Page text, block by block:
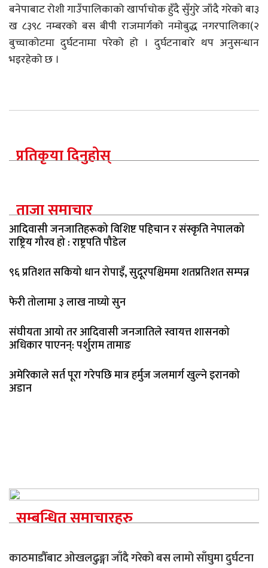
बनेपाबाट रोशी गाउँपालिकाको खार्पाचोक हुँदै सुँगुरे जाँदै गरेको बा३
ख ८३९८ नम्बरको बस बीपी राजमार्गको नमोबुद्ध नगरपालिका(२
बुच्चाकोटमा दुर्घटनामा परेको हो । दुर्घटनाबारे थप अनुसन्धान
भइरहेको छ ।
प्रतिकृया दिनुहोस्
ताजा समाचार
आदिवासी जनजातिहरूको विशिष्ट पहिचान र संस्कृति नेपालको
राष्ट्रिय गौरव हो : राष्ट्रपति पौडेल
९६ प्रतिशत सकियो धान रोपाइँ, सुदूरपश्चिममा शतप्रतिशत सम्पन्न
फेरी तोलामा ३ लाख नाघ्यो सुन
संघीयता आयो तर आदिवासी जनजातिले स्वायत्त शासनको
अधिकार पाएनन्: पर्शुराम तामाङ
अमेरिकाले सर्त पूरा गरेपछि मात्र हर्मुज जलमार्ग खुल्ने इरानको
अडान
सम्बन्धित समाचारहरु
काठमाडौँबाट ओखलढुङ्गा जाँदै गरेको बस लामो साँघुमा दुर्घटना